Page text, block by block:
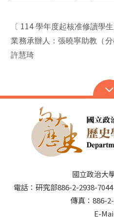
〔 114學年度起核准修讀學生
業務承辦人：張曉寧助教（分
許慧琦
國立政治大
電話：研究部886-2-2938-
傳真：886-
E-